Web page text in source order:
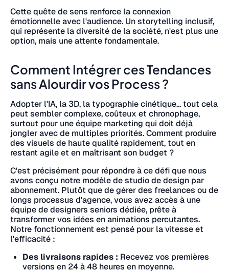
Cette quête de sens renforce la connexion
émotionnelle avec l'audience. Un storytelling inclusif,
qui représente la diversité de la société, n'est plus une
option, mais une attente fondamentale.
Comment Intégrer ces Tendances
sans Alourdir vos Process ?
Adopter l'IA, la 3D, la typographie cinétique... tout cela
peut sembler complexe, coûteux et chronophage,
surtout pour une équipe marketing qui doit déjà
jongler avec de multiples priorités. Comment produire
des visuels de haute qualité rapidement, tout en
restant agile et en maîtrisant son budget ?
C'est précisément pour répondre à ce défi que nous
avons conçu notre modèle de studio de design par
abonnement. Plutôt que de gérer des freelances ou de
longs processus d'agence, vous avez accès à une
équipe de designers seniors dédiée, prête à
transformer vos idées en animations percutantes.
Notre fonctionnement est pensé pour la vitesse et
l'efficacité :
Des livraisons rapides : Recevez vos premières
versions en 24 à 48 heures en moyenne.